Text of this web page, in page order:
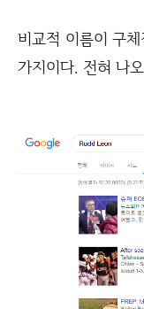
비교적 이름이 구
가지이다. 전혀 나